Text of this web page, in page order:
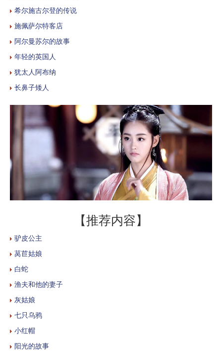
希尔施古尔登的传说
施佩萨尔特客店
阿尔曼苏尔的故事
年轻的英国人
犹太人阿布纳
长鼻子矮人
【推荐内容】
驴皮公主
莴苣姑娘
白蛇
渔夫和他的妻子
灰姑娘
七只乌鸦
小红帽
阳光的故事